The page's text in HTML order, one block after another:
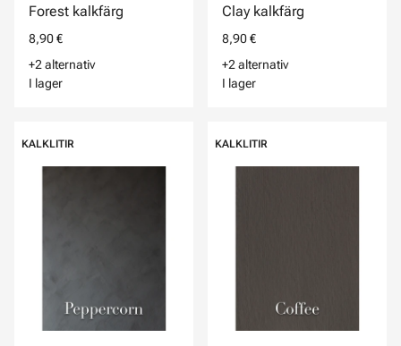
Forest kalkfärg
8,90 €
+2 alternativ
I lager
Clay kalkfärg
8,90 €
+2 alternativ
I lager
KALKLITIR KALKLITIR